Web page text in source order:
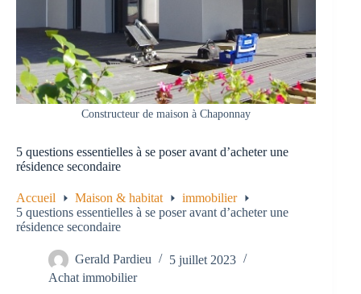
Constructeur de maison à Chaponnay
5 questions essentielles à se poser avant d’acheter une
résidence secondaire
Accueil Maison & habitat
immobilier
5 questions essentielles à se poser avant d’acheter une
résidence secondaire
Gerald Pardieu
5 juillet 2023
Achat immobilier